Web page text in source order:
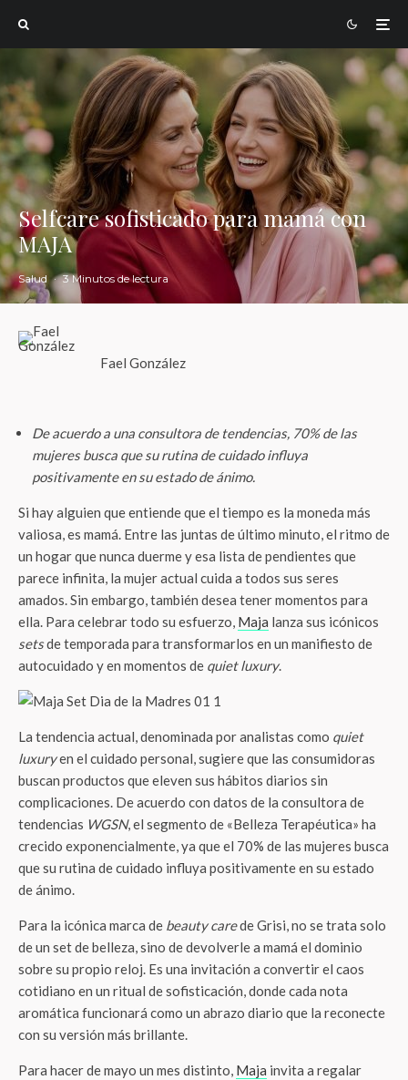
Selfcare sofisticado para mamá con
MAJA
Salud · 3 Minutos de lectura
Fael González
De acuerdo a una consultora de tendencias, 70% de las
mujeres busca que su rutina de cuidado influya
positivamente en su estado de ánimo.
Si hay alguien que entiende que el tiempo es la moneda más
valiosa, es mamá. Entre las juntas de último minuto, el ritmo de
un hogar que nunca duerme y esa lista de pendientes que
parece infinita, la mujer actual cuida a todos sus seres
amados. Sin embargo, también desea tener momentos para
ella. Para celebrar todo su esfuerzo, Maja lanza sus icónicos
setsde temporada para transformarlos en un manifiesto de
autocuidado y en momentos de quiet luxury.
La tendencia actual, denominada por analistas como quiet
luxuryen el cuidado personal, sugiere que las consumidoras
buscan productos que eleven sus hábitos diarios sin
complicaciones. De acuerdo con datos de la consultora de
tendencias WGSN, el segmento de «Belleza Terapéutica» ha
crecido exponencialmente, ya que el 70% de las mujeres busca
que su rutina de cuidado influya positivamente en su estado
de ánimo.
Para la icónica marca de beauty carede Grisi, no se trata solo
de un set de belleza, sino de devolverle a mamá el dominio
sobre su propio reloj. Es una invitación a convertir el caos
cotidiano en un ritual de sofisticación, donde cada nota
aromática funcionará como un abrazo diario que la reconecte
con su versión más brillante.
Para hacer de mayo un mes distinto, Maja invita a regalar